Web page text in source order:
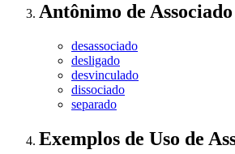
Antônimo de Associado
desassociado
desligado
desvinculado
dissociado
separado
Exemplos de Uso de